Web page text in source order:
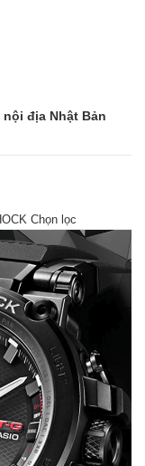
địa Nhật Bản
Chọn lọc